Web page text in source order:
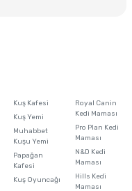
Kuş Kafesi
Kuş Yemi
Muhabbet
Kuşu Yemi
Papağan
Kafesi
Kuş Oyuncağı
Royal Canin
Kedi Maması
Pro Plan Kedi
Maması
N&D Kedi
Maması
Hills Kedi
Maması